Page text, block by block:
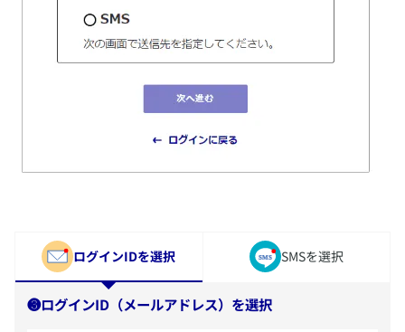
​ログインIDを選択 ​SMSを選択
❸ログインID（メールアドレス）を選択